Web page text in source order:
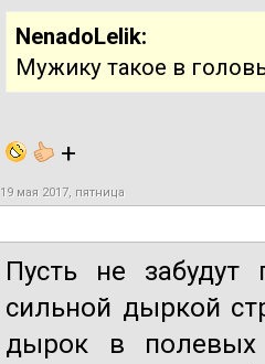
NenadoLelik:
Мужику такое в
+
19 мая 2017, пятница
Пусть не
сильной дыркой
дырок в полевых